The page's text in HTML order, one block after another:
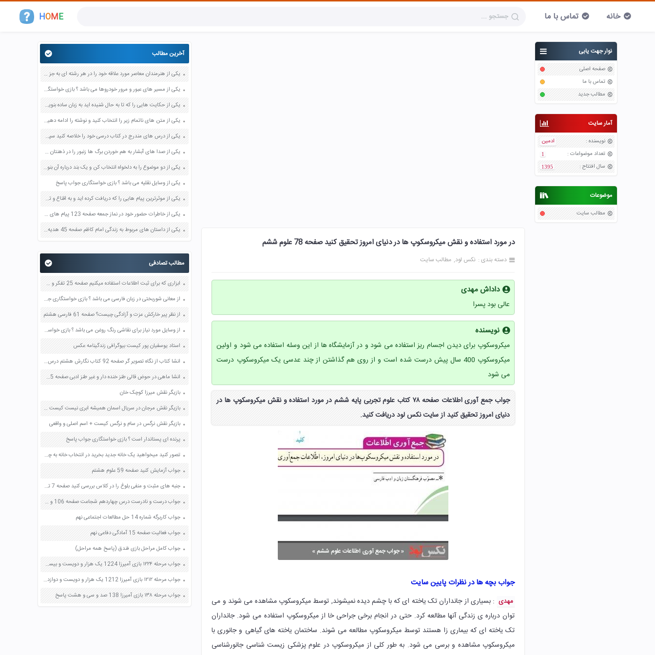
HOME خانه تماس با ما
نوار جهت یابی
صفحه اصلی
تماس با ما
مطالب جدید
آمار سایت
نویسنده :
ادمین
تعداد موضواعات :
1
سال افتتاح :
1395
موضوعات
مطالب سایت
در مورد استفاده و نقش میکروسکوپ ها در دنیای امروز تحقیق کنید صفحه 78 علوم ششم
دسته بندی : نکس لود مطالب سایت
داداش مهدی
عالی بود پسرا
نویسنده
میکروسکوپ برای دیدن اجسام ریز استفاده می شود و در آزمایشگاه ها از این وسله استفاده می شود و اولین
میکروسکوپ 400 سال پیش درست شده است و از روی هم گذاشتن از چند عدسی یک میکروسکوپ درست
می شود
جواب جمع آوری اطلاعات صفحه ۷۸ کتاب علوم تجربی پایه ششم در مورد استفاده و نقش میکروسکوپ ها در
دنیای امروز تحقیق کنید از سایت نکس لود دریافت کنید.
جواب بچه ها در نظرات پایین سایت
مهدی : بسیاری از جانداران تک یاخته ای که با چشم دیده نمیشوند, توسط میکروسکوپ مشاهده می شوند و می
توان درباره ی زندگی آنها مطالعه کرد. حتی در انجام برخی جراحی خا از میکروسکوپ استفاده می شود. جانداران
تک یاخته ای که بیماری زا هستند توسط میکروسکوپ مطالعه می شوند. ساختمان یاخته های گیاهی و جانوری با
میکروسکوپ مشاهده و برسی می شود. به طور کلی از میکروسکوپ در علوم پزشکی زیست شناسی جانورشناسی
آخرین مطالب
یکی از هنرمندان معاصر مورد علاقه خود را در هر رشته ای به جز عکاسی صفحه 69 فرهنگ و هنر نهم
یکی از مسیر های عبور و مرور خودروها می باشد ؟ بازی خواستگاری جواب پاسخ
یکی از حکایت هایی را که تا به حال شنیده اید به زبان ساده بنویسید صفحه 97 نگارش ششم دبستان
یکی از متن های ناتمام زیر را انتخاب کنید و نوشته را ادامه دهید صفحه 73 و 74 کتاب نگارش فارسی پنجم دبستان
یکی از درس های مندرج در کتاب درسی خود را خلاصه کنید سپس متن خلاصه شده را با بهره گیری از روش های دسته بندی نمودار جدول نقشه مفهومی نشان دهید صفحه 118 نگارش یازدهم
یکی از صدا های آبشار به هم خوردن برگ ها زنبور را در ذهنتان مجسم کنید و درباره آن یک بند بنویسید صفحه 11 نگارش پنجم
یکی از دو موضوع را به دلخواه انتخاب کن و یک بند درباره آن بنویس صفحه 35 کتاب نگارش فارسی سوم
یکی از وسایل نقلیه می باشد ؟ بازی خواستگاری جواب پاسخ
یکی از موثرترین پیام هایی را که دریافت کرده اید و به اقناع و تغییری جدی در شما منجر شده است برسی کنید و علت این تاثیر گذاری قابل توجه را بنویسید صفحه 52 تفکر و سواد رسانه ای دهم
یکی از خاطرات حضور خود در نماز جمعه صفحه 123 پیام های آسمان هفتم
یکی از داستان های مربوط به زندگی امام کاظم صفحه 45 هدیه های آسمان چهارم
مطالب تصادفی
ابزاری که برای ثبت اطلاعات استفاده میکنیم صفحه 25 تفکر و سبک زندگی هفتم
از معانی شوربختی در زبان فارسی می باشد ؟ بازی خواستگاری جواب پاسخ
از نظر پیر خارکش عزت و آزادگی چیست؟ صفحه 61 فارسی هشتم
از وسایل مورد نیاز برای نقاشی رنگ روغن می باشد ؟ بازی خواستگاری جواب پاسخ
استاد یوسفیان پور کیست بیوگرافی زندگینامه عکس
انشا کتاب از نگاه تصویر گر صفحه 92 کتاب نگارش هشتم درس هشتم
انشا ماهی در حوض قالی طنز خنده دار و غیر طنز ادبی صفحه 55 نگارش نهم
بازیگر نقش میرزا کوچک خان
بازیگر نقش مرجان در سریال اسمان همیشه ابری نیست کیست بیوگرافی اسم اصلی واقعی
بازیگر نقش نرگس در سام و نرگس کیست + اسم اصلی و واقعی
پرنده ای پستاندار است ؟ بازی خواستگاری جواب پاسخ
تصور کنید میخواهید یک خانه جدید بخرید در انتخاب خانه به چه نکاتی توجه می کنید صفحه 170 کتاب تفکر و سبک زندگی هشتم
جواب آزمایش کنید صفحه 59 علوم هشتم
جنبه های مثبت و منفی بلوغ را در کلاس بررسی کنید صفحه 7 تفکر و سبک زندگی ویژه دختران هفتم
جواب درست و نادرست درس چهاردهم شجاعت صفحه 106 و 107 و 108 فارسی پنجم
جواب کاربرگه شماره 14 حل مطالعات اجتماعی نهم
جواب فعالیت صفحه 15 آمادگی دفاعی نهم
جواب کامل مراحل بازی فندق (پاسخ همه مراحل)
جواب مرحله ۱۲۲۴ بازی آمیرزا 1224 یک هزار و دویست و بیست و چهار پاسخ
جواب مرحله ۱۲۱۲ بازی آمیرزا 1212 یک هزار و دویست و دوازده پاسخ
جواب مرحله ۱۳۸ بازی آمیرزا 138 صد و سی و هشت پاسخ